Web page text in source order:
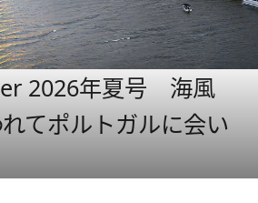
2026年夏号 海風
てポルトガルに会い